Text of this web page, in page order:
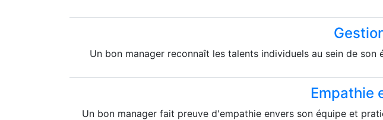
Un bon manager reconnaît les talents individuels au sein de
Empathie
Un bon manager fait preuve d'empathie envers son équipe et